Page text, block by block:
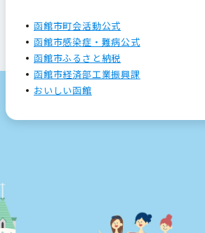
函館市町会活動公式
函館市感染症・難病公式
函館市ふるさと納税
函館市経済部工業振興課
おいしい函館